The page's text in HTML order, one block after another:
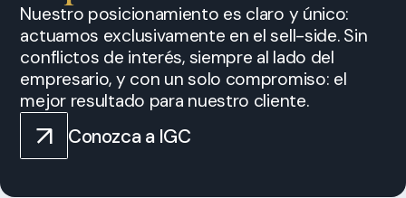
Nuestro posicionamiento es claro y único:
actuamos exclusivamente en el sell-side. Sin
conflictos de interés, siempre al lado del
empresario, y con un solo compromiso: el
mejor resultado para nuestro cliente.
Conozca a IGC